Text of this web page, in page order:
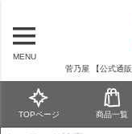
MENU
菅乃屋 【公式通
TOPページ 商品一覧